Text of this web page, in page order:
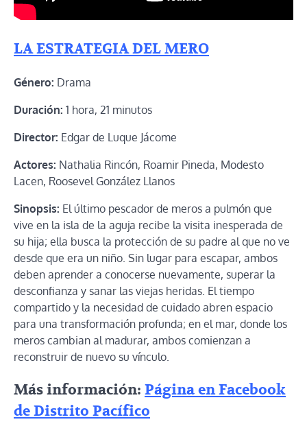
LA ESTRATEGIA DEL MERO
Género: Drama
Duración: 1 hora, 21 minutos
Director: Edgar de Luque Jácome
Actores: Nathalia Rincón, Roamir Pineda, Modesto
Lacen, Roosevel González Llanos
Sinopsis: El último pescador de meros a pulmón que
vive en la isla de la aguja recibe la visita inesperada de
su hija; ella busca la protección de su padre al que no ve
desde que era un niño. Sin lugar para escapar, ambos
deben aprender a conocerse nuevamente, superar la
desconfianza y sanar las viejas heridas. El tiempo
compartido y la necesidad de cuidado abren espacio
para una transformación profunda; en el mar, donde los
meros cambian al madurar, ambos comienzan a
reconstruir de nuevo su vínculo.
Más información: Página en Facebook
de Distrito Pacífico